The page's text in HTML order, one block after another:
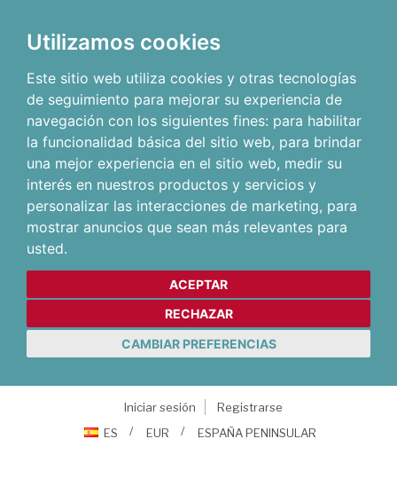
Utilizamos cookies
Este sitio web utiliza cookies y otras tecnologías
de seguimiento para mejorar su experiencia de
navegación con los siguientes fines: para habilitar
la funcionalidad básica del sitio web, para brindar
una mejor experiencia en el sitio web, medir su
interés en nuestros productos y servicios y
personalizar las interacciones de marketing, para
mostrar anuncios que sean más relevantes para
usted.
ACEPTAR
RECHAZAR
CAMBIAR PREFERENCIAS
Iniciar sesión
Registrarse
ES
EUR ESPAÑA PENINSULAR